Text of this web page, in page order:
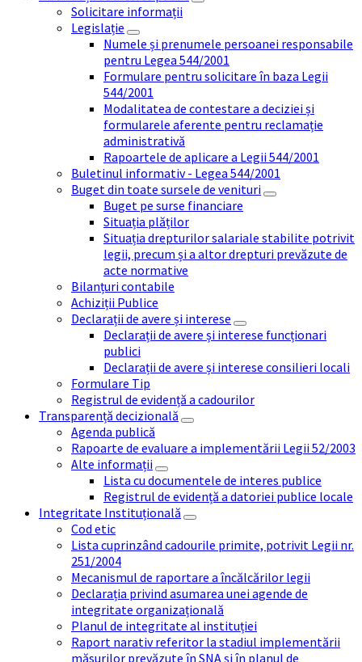
Solicitare informații
Legislație
Numele și prenumele persoanei responsabile
pentru Legea 544/2001
Formulare pentru solicitare în baza Legii
544/2001
Modalitatea de contestare a deciziei și
formularele aferente pentru reclamație
administrativă
Rapoartele de aplicare a Legii 544/2001
Buletinul informativ - Legea 544/2001
Buget din toate sursele de venituri
Buget pe surse financiare
Situația plăților
Situația drepturilor salariale stabilite potrivit
legii, precum și a altor drepturi prevăzute de
acte normative
Bilanțuri contabile
Achiziții Publice
Declarații de avere și interese
Declarații de avere și interese funcționari
publici
Declarații de avere și interese consilieri locali
Formulare Tip
Registrul de evidență a cadourilor
Transparență decizională
Agenda publică
Rapoarte de evaluare a implementării Legii 52/2003
Alte informații
Lista cu documentele de interes publice
Registrul de evidență a datoriei publice locale
Integritate Instituțională
Cod etic
Lista cuprinzând cadourile primite, potrivit Legii nr.
251/2004
Mecanismul de raportare a încălcărilor legii
Declarația privind asumarea unei agende de
integritate organizațională
Planul de integritate al instituției
Raport narativ referitor la stadiul implementării
măsurilor prevăzute în SNA și în planul de